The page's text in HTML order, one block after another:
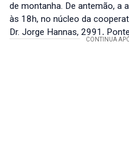
de montanha. De antemão, a
às 18h, no núcleo da
Dr. Jorge Hannas, 2991,